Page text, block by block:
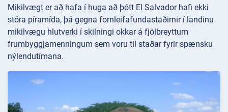
Mikilvægt er að hafa í huga að þótt El Salvador hafi ekki
stóra píramída, þá gegna fornleifafundastaðirnir í landinu
mikilvægu hlutverki í skilningi okkar á fjölbreyttum
frumbyggjamenningum sem voru til staðar fyrir spænsku
nýlendutímana.